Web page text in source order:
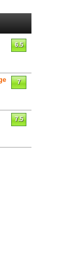
6.5
7
7.5